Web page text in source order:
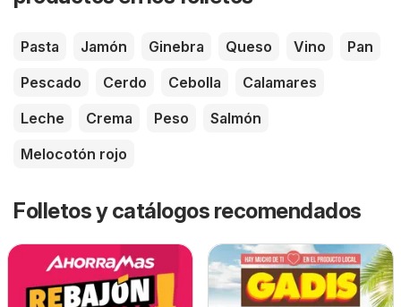
Pasta Jamón Ginebra Queso Vino
Pan
Pescado
Cerdo Cebolla
Calamares
Leche
Crema Peso
Salmón
Melocotón rojo
Folletos y catálogos recomendados